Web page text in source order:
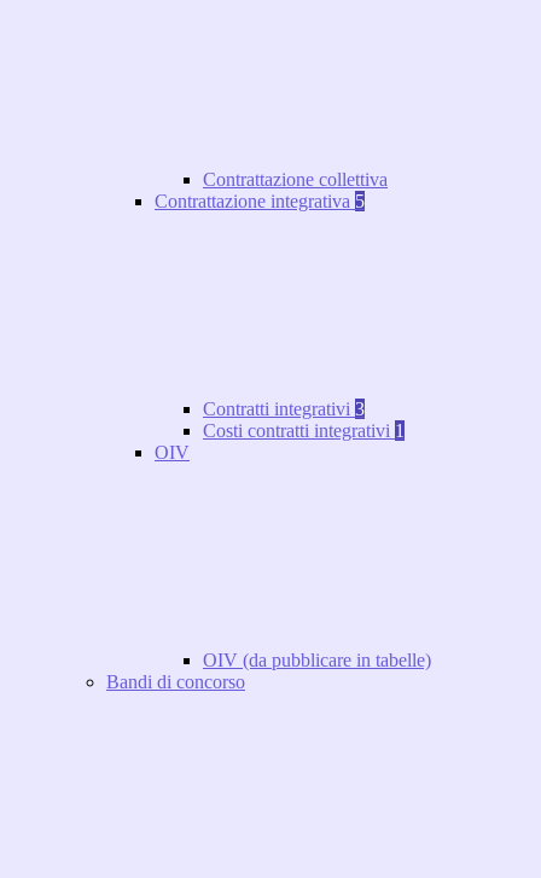
Contrattazione collettiva
Contrattazione integrativa 5
Contratti integrativi 3
Costi contratti integrativi 1
OIV
OIV (da pubblicare in tabelle)
Bandi di concorso